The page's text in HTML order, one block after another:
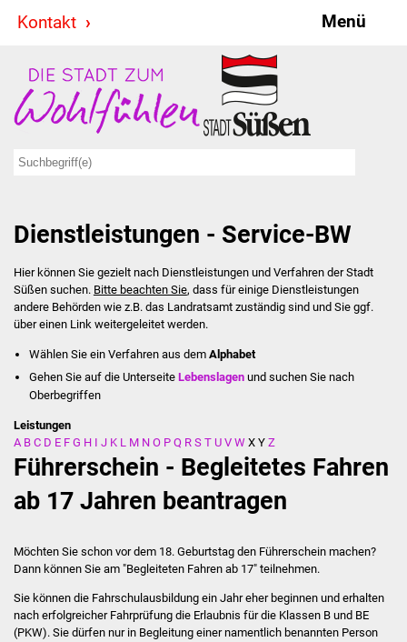
Kontakt Menü
Stadt & Politik
Bürgermeister
Ausschüsse
Ratsinformationssystem
Jugendbeirat
Summerrockfestival
Stadtverwaltung
Ansprechpartner
Stellenangebote
Kontakt
Dienstleistungen - Service-BW
Hier können Sie gezielt nach Dienstleistungen und Verfahren der Stadt
Süßen suchen. Bitte beachten Sie, dass für einige Dienstleistungen
andere Behörden wie z.B. das Landratsamt zuständig sind und Sie ggf.
über einen Link weitergeleitet werden.
Wählen Sie ein Verfahren aus dem Alphabet
Gehen Sie auf die UnterseiteLebenslagen und suchen Sie nach
Oberbegriffen
Leistungen
A B C D E F G H I J K L M N O P Q R S T U V W X Y Z
Führerschein - Begleitetes Fahren
ab 17 Jahren beantragen
Möchten Sie schon vor dem 18. Geburtstag den Führerschein machen?
Dann können Sie am "Begleiteten Fahren ab 17" teilnehmen.
Sie können die Fahrschulausbildung ein Jahr eher beginnen und erhalten
nach erfolgreicher Fahrprüfung die Erlaubnis für die Klassen B und BE
(PKW). Sie dürfen nur in Begleitung einer namentlich benannten Person